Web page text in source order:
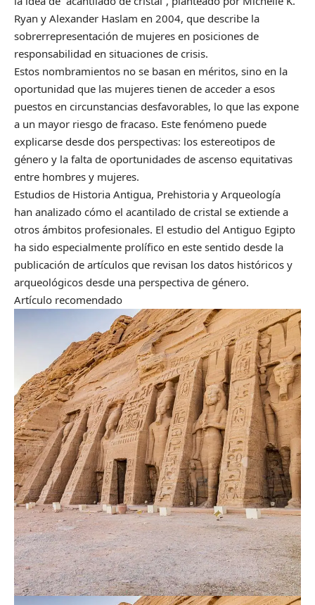
Ryan y Alexander Haslam en 2004, que describe la
sobrerrepresentación de mujeres en posiciones de
responsabilidad en situaciones de crisis.
Estos nombramientos no se basan en méritos, sino en la
oportunidad que las mujeres tienen de acceder a esos
puestos en circunstancias desfavorables, lo que las expone
a un mayor riesgo de fracaso. Este fenómeno puede
explicarse desde dos perspectivas: los estereotipos de
género y la falta de oportunidades de ascenso equitativas
entre hombres y mujeres.
Estudios de Historia Antigua, Prehistoria y Arqueología
han analizado cómo el acantilado de cristal se extiende a
otros ámbitos profesionales. El estudio del Antiguo Egipto
ha sido especialmente prolífico en este sentido desde la
publicación de artículos que revisan los datos históricos y
arqueológicos desde una perspectiva de género.
Artículo recomendado